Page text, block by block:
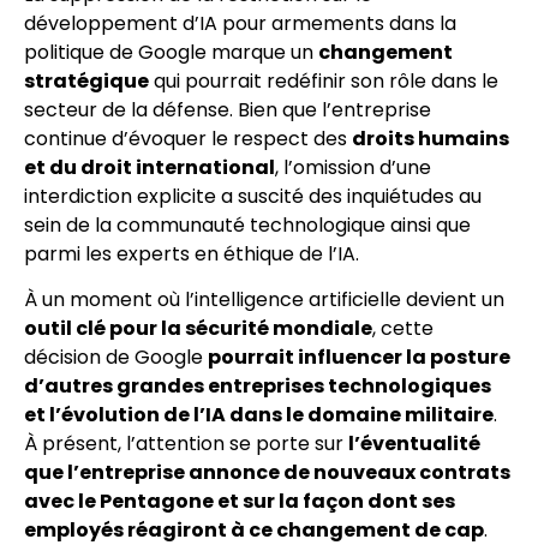
développement d’IA pour armements dans la
politique de Google marque un changement
stratégiquequi pourrait redéfinir son rôle dans le
secteur de la défense. Bien que l’entreprise
continue d’évoquer le respect des droits humains
et du droit international, l’omission d’une
interdiction explicite a suscité des inquiétudes au
sein de la communauté technologique ainsi que
parmi les experts en éthique de l’IA.
À un moment où l’intelligence artificielle devient un
outil clé pour la sécurité mondiale, cette
décision de Google pourrait influencer la posture
d’autres grandes entreprises technologiques
et l’évolution de l’IA dans le domaine militaire.
À présent, l’attention se porte sur l’éventualité
que l’entreprise annonce de nouveaux contrats
avec le Pentagone et sur la façon dont ses
employés réagiront à ce changement de cap.